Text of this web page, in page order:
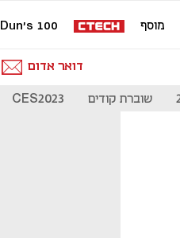
מוסף Dun's 100
דואר אדום
שוברת קודים CES2023